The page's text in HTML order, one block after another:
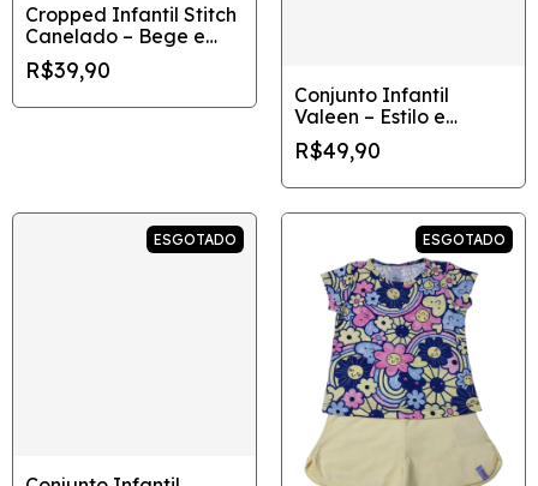
Cropped Infantil Stitch
Canelado – Bege e
Azul
R$39,90
Conjunto Infantil
Valeen – Estilo e
Conforto no Verão
R$49,90
ESGOTADO ESGOTADO